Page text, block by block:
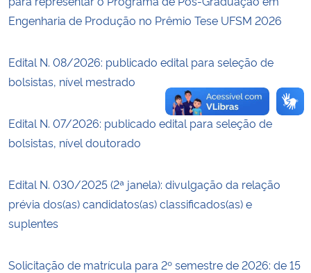
Banco Central do Brasil
Engenharia de Produção no Prêmio Tese UFSM 2026
Edital N. 08/2026: publicado edital para seleção de
bolsistas, nível mestrado
Edital N. 07/2026: publicado edital para seleção de
bolsistas, nível doutorado
Edital N. 030/2025 (2ª janela): divulgação da relação
prévia dos(as) candidatos(as) classificados(as) e
suplentes
Solicitação de matrícula para 2º semestre de 2026: de 15